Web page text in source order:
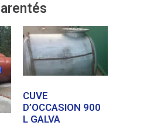
CUVE
D’OCCASION 900
L GALVA